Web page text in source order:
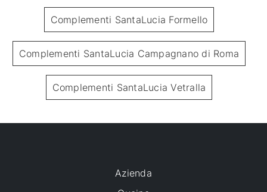
Complementi SantaLucia Formello
Complementi SantaLucia Campagnano di Roma
Complementi SantaLucia Vetralla
Azienda